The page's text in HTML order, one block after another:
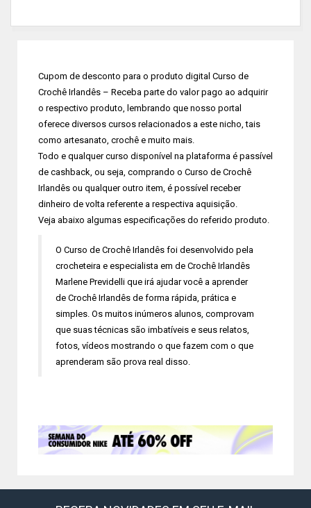
Cupom de desconto para o produto digital Curso de
Crochê Irlandês – Receba parte do valor pago ao adquirir
o respectivo produto, lembrando que nosso portal
oferece diversos cursos relacionados a este nicho, tais
como artesanato, crochê e muito mais.
Todo e qualquer curso disponível na plataforma é passível
de cashback, ou seja, comprando o Curso de Crochê
Irlandês ou qualquer outro item, é possível receber
dinheiro de volta referente a respectiva aquisição.
Veja abaixo algumas especificações do referido produto.
O Curso de Crochê Irlandês foi desenvolvido pela
crocheteira e especialista em de Crochê Irlandês
Marlene Previdelli que irá ajudar você a aprender
de Crochê Irlandês de forma rápida, prática e
simples. Os muitos inúmeros alunos, comprovam
que suas técnicas são imbatíveis e seus relatos,
fotos, vídeos mostrando o que fazem com o que
aprenderam são prova real disso.